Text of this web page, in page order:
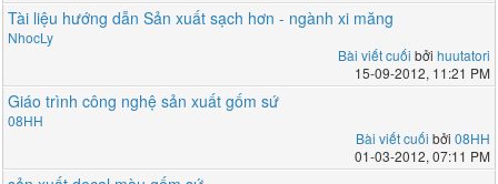
Tài liệu hướng dẫn Sản xuất sạch hơn - ngành xi măng
NhocLy
Bài viết cuối bởi huutatori
15-09-2012, 11:21 PM
Giáo trình công nghệ sản xuất gốm sứ
08HH
Bài viết cuối bởi 08HH
01-03-2012, 07:11 PM